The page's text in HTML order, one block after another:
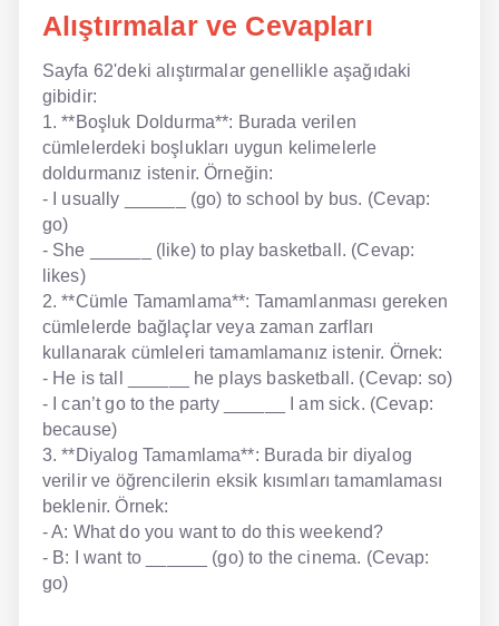
Alıştırmalar ve Cevapları
Sayfa 62'deki alıştırmalar genellikle aşağıdaki
gibidir:
1. **Boşluk Doldurma**: Burada verilen
cümlelerdeki boşlukları uygun kelimelerle
doldurmanız istenir. Örneğin:
- I usually ______ (go) to school by bus. (Cevap:
go)
- She ______ (like) to play basketball. (Cevap:
likes)
2. **Cümle Tamamlama**: Tamamlanması gereken
cümlelerde bağlaçlar veya zaman zarfları
kullanarak cümleleri tamamlamanız istenir. Örnek:
- He is tall ______ he plays basketball. (Cevap: so)
- I can’t go to the party ______ I am sick. (Cevap:
because)
3. **Diyalog Tamamlama**: Burada bir diyalog
verilir ve öğrencilerin eksik kısımları tamamlaması
beklenir. Örnek:
- A: What do you want to do this weekend?
- B: I want to ______ (go) to the cinema. (Cevap:
go)